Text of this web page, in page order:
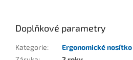
Doplňkové parametry
Kategorie:
Ergonomické nosítko